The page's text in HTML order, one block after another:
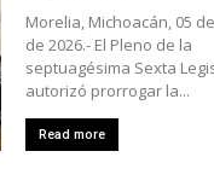
Morelia, Michoacán, 05
de 2026.- El Pleno de la
septuagésima Sexta
autorizó prorrogar la...
Read more